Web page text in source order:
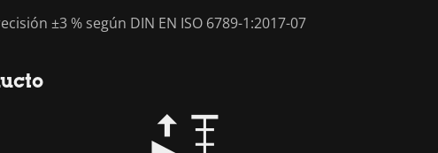
±3 % según DIN EN ISO 6789-1:2017-07